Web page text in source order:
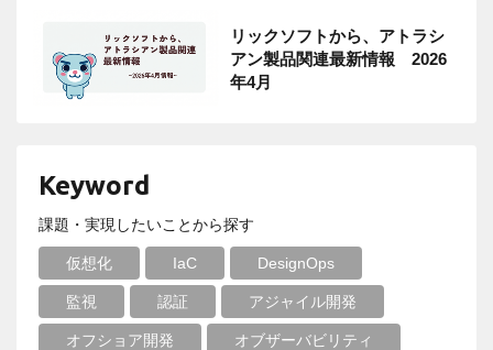
リックソフトから、アトラシ
アン製品関連最新情報 2026
年4月
Keyword
課題・実現したいことから探す
仮想化 IaC DesignOps
監視 認証 アジャイル開発
オフショア開発 オブザーバビリティ